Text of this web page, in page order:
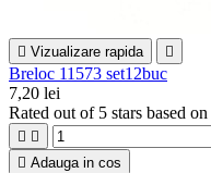
 Vizualizare rapida 
Breloc 11573 set12buc
7,20 lei
Rated out of 5 stars based on
 
 Adauga in cos